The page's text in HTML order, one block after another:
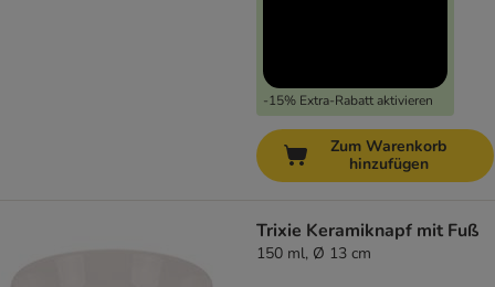
-15% Extra-Rabatt aktivieren
Zum Warenkorb
hinzufügen
Trixie Keramiknapf mit Fuß
150 ml, Ø 13 cm